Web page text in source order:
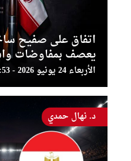
اتفاق على صفيح
يعصف بمفاوضات
الأربعاء 24 يونيو 2026 - 16:38:53
د. نهال حمدي